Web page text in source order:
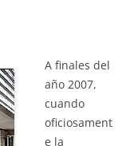
A finales del
año 2007,
cuando
oficiosament
e la